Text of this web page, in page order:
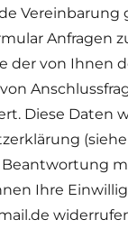
Vereinbarung
Anfragen
der von Ihnen
Diese
Ihre